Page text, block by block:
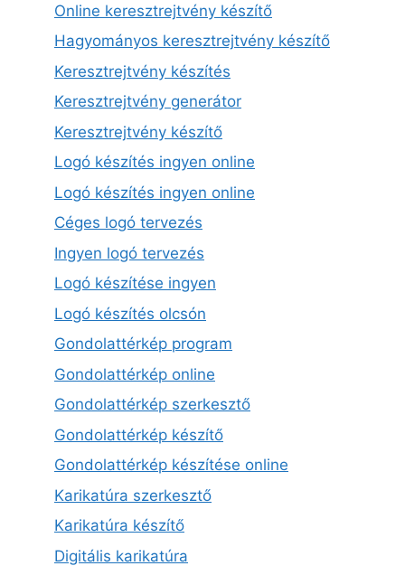
Online keresztrejtvény készítő
Hagyományos keresztrejtvény készítő
Keresztrejtvény készítés
Keresztrejtvény generátor
Keresztrejtvény készítő
Logó készítés ingyen online
Logó készítés ingyen online
Céges logó tervezés
Ingyen logó tervezés
Logó készítése ingyen
Logó készítés olcsón
Gondolattérkép program
Gondolattérkép online
Gondolattérkép szerkesztő
Gondolattérkép készítő
Gondolattérkép készítése online
Karikatúra szerkesztő
Karikatúra készítő
Digitális karikatúra